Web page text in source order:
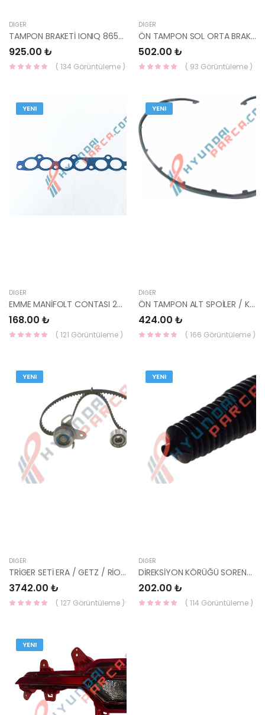
DIĞER
TAMPON BRAKETİ IONIQ 865C6-KL000-MOBIS
925.00 ₺
( 134 Görüntüleme )
DIĞER
ÖN TAMPON SOL ORTA BRAKETİ İ20 2021- 865B1-Q0GA0-MOBIS
502.00 ₺
( 93 Görüntüleme )
YENI
DIĞER
EMME MANİFOLT CONTASI 28355-2A100-HMC
168.00 ₺
( 121 Görüntüleme )
YENI
DIĞER
ÖN TAMPON ALT SPOİLER / KARLIK ELANTRA 2014-2015 86590-3X700-YS
424.00 ₺
( 166 Görüntüleme )
YENI
DIĞER
TRİGER SETİ ERA / GETZ / RİO / CERATO BENZ. 530042710-INA
3742.00 ₺
( 127 Görüntüleme )
YENI
DIĞER
DİREKSİYON KÖRÜĞÜ SORENTO 03-09 57760-3E010-YS
202.00 ₺
( 114 Görüntüleme )
YENI